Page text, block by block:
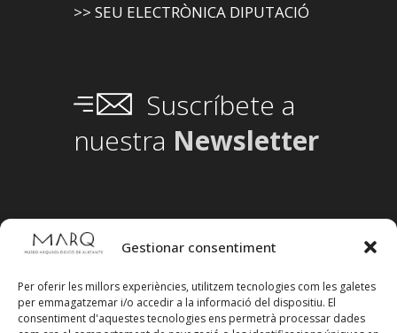
Gestionar consentiment
Per oferir les millors experiències, utilitzem tecnologies com les galetes
per emmagatzemar i/o accedir a la informació del dispositiu. El
consentiment d'aquestes tecnologies ens permetrà processar dades
>> SEU ELECTRÒNICA DIPUTACIÓ
Suscríbete a
nuestra Newsletter